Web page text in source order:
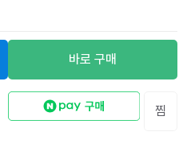
바로 구매
찜